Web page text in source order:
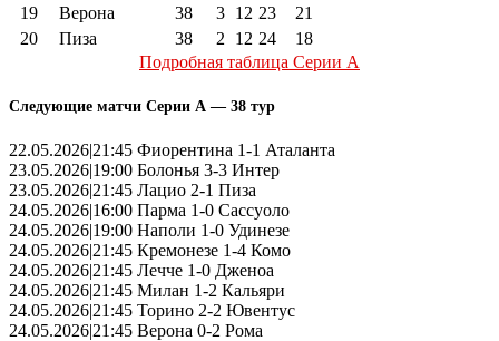
19
Верона 38 3 12 23
21
20
Пиза 38 2 12 24
18
Подробная таблица Серии А
Следующие матчи Серии А — 38 тур
22.05.2026|21:45 Фиорентина 1-1 Аталанта
23.05.2026|19:00 Болонья 3-3 Интер
23.05.2026|21:45 Лацио 2-1 Пиза
24.05.2026|16:00 Парма 1-0 Сассуоло
24.05.2026|19:00 Наполи 1-0 Удинезе
24.05.2026|21:45 Кремонезе 1-4 Комо
24.05.2026|21:45 Лечче 1-0 Дженоа
24.05.2026|21:45 Милан 1-2 Кальяри
24.05.2026|21:45 Торино 2-2 Ювентус
24.05.2026|21:45 Верона 0-2 Рома